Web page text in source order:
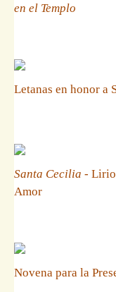
en el Templo
Letanas en honor a
Santa Cecilia - Lirio
Amor
Novena para la